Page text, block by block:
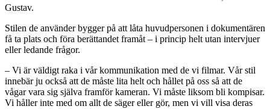
Gustav.
Stilen de använder bygger på att låta huvudpersonen i dokumentären
få ta plats och föra berättandet framåt – i princip helt utan intervjuer
eller ledande frågor.
– Vi är väldigt raka i vår kommunikation med de vi filmar. Vår stil
innebär ju också att de måste lita helt och hållet på oss så att de
vågar vara sig själva framför kameran. Vi måste liksom bli kompisar.
Vi håller inte med om allt de säger eller gör, men vi vill visa deras